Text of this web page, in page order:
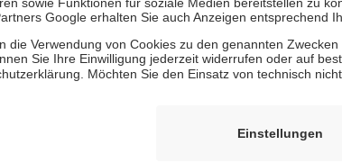
die Zuzahlung zehn Prozent der Kosten sowie zehn
Gesundheit zu stärken und die besondere Stellung
18. Lebensjahr mit Ausnahme der Fahrkosten
die von der GKV getragen werden